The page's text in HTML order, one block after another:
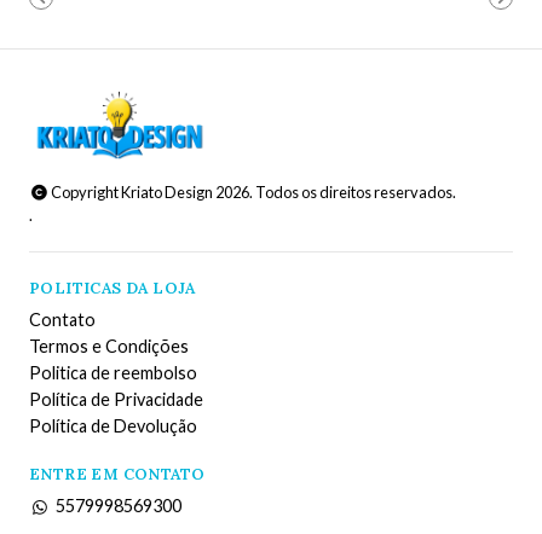
Copyright Kriato Design 2026. Todos os direitos reservados.
.
POLITICAS DA LOJA
Contato
Termos e Condições
Politica de reembolso
Política de Privacidade
Política de Devolução
ENTRE EM CONTATO
5579998569300